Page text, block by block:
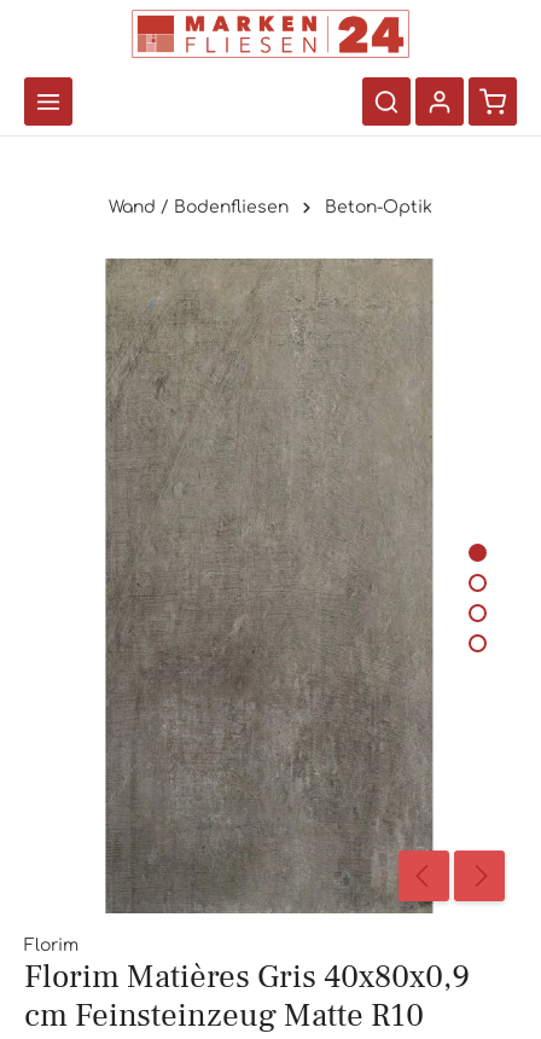
Wand / Bodenfliesen Beton-Optik
Florim
Florim Matières Gris 40x80x0,9
cm Feinsteinzeug Matte R10